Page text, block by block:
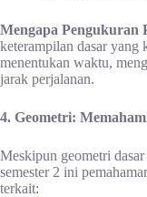
Mengapa Pengukuran
keterampilan dasar yang
menentukan waktu,
jarak perjalanan.
4. Geometri:
Meskipun geometri
semester 2 ini
terkait: